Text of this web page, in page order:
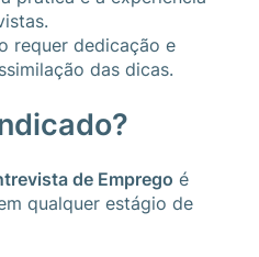
requer dedicação e
das dicas.
de Emprego é
qualquer estágio de